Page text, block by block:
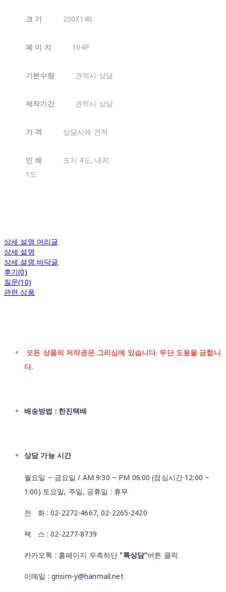
크 기 200X140
페 이 지 104P
기본수량 견적시 상담
제작기간 견적시 상담
가 격 상담시에 견적
인 쇄
표지 4도, 내지
1도
상세 설명 머리글
상세 설명
상세 설명 바닥글
후기(0)
질문(10)
관련 상품
모든 상품의 저작권은 그리심에 있습니다. 무단 도용을 금합니
다.
배송방법 : 한진택배
상담 가능 시간
월요일 ~ 금요일 / AM 9:30 ~ PM 06:00 (점심시간 12:00 ~
1:00) 토요일, 주일, 공휴일 : 휴무
전 화 : 02-2272-4667, 02-2265-2420
팩 스 : 02-2277-8739
카카오톡 : 홈페이지 우측하단 "톡상담"버튼 클릭
이메일 : grisim-y@hanmail.net